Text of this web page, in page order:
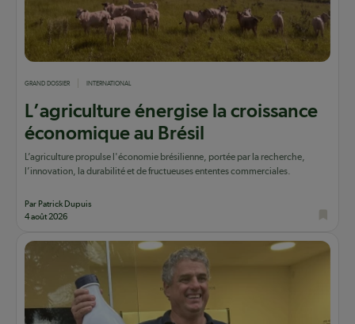
GRAND DOSSIER INTERNATIONAL
L’agriculture énergise la croissance
économique au Brésil
L’agriculture propulse l'économie brésilienne, portée par la recherche,
l’innovation, la durabilité et de fructueuses ententes commerciales.
Par Patrick Dupuis
4 août 2026